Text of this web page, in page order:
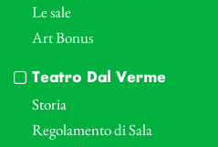
Le sale
Art Bonus
Teatro Dal Verme
Storia
Regolamento di Sala